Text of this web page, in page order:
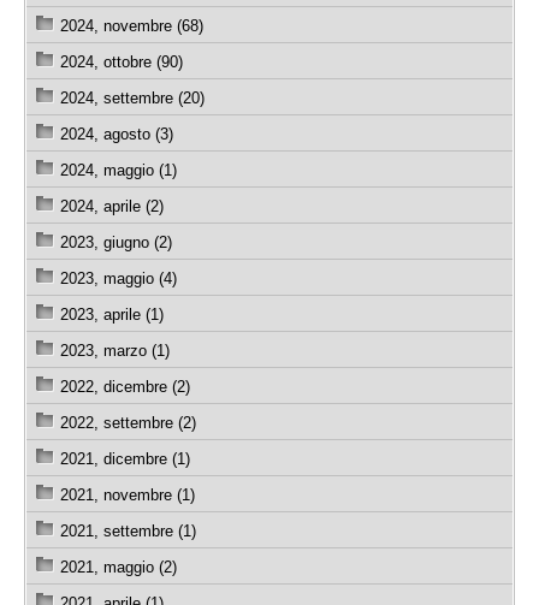
2024, novembre (68)
2024, ottobre (90)
2024, settembre (20)
2024, agosto (3)
2024, maggio (1)
2024, aprile (2)
2023, giugno (2)
2023, maggio (4)
2023, aprile (1)
2023, marzo (1)
2022, dicembre (2)
2022, settembre (2)
2021, dicembre (1)
2021, novembre (1)
2021, settembre (1)
2021, maggio (2)